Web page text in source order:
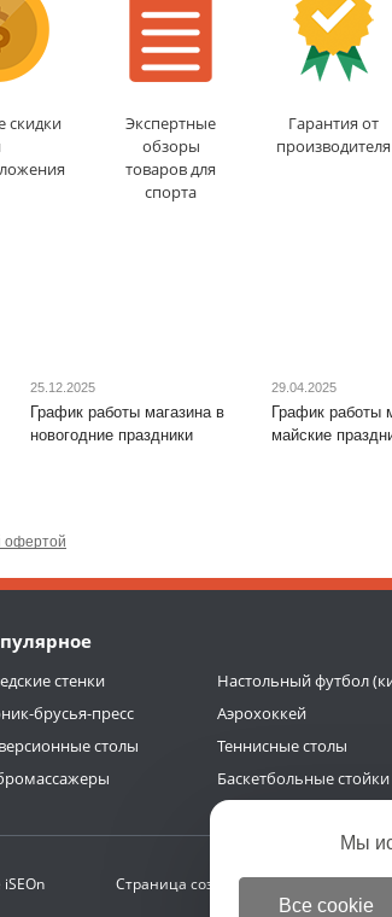
Система нагружения
магнитная
Доставка:
БЕСПЛАТНО,
скидки
Экспертные
обзоры
товаров для
спорта
Гарантия от
производителя
25.12.2025
График работы магазина в
новогодние праздники
29.04.2025
График работы
майские
офертой
стенки
брусья-пресс
столы
Настольный футбол
Аэрохоккей
Теннисные столы
Баскетбольные стойки
iSEOn Страница создана за 0.267 с | БД 0.193
Мы
Все cookie